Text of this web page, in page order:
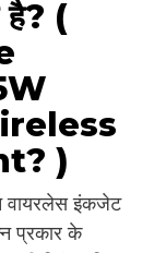
है? (
)
इंकजेट
प्रकार के